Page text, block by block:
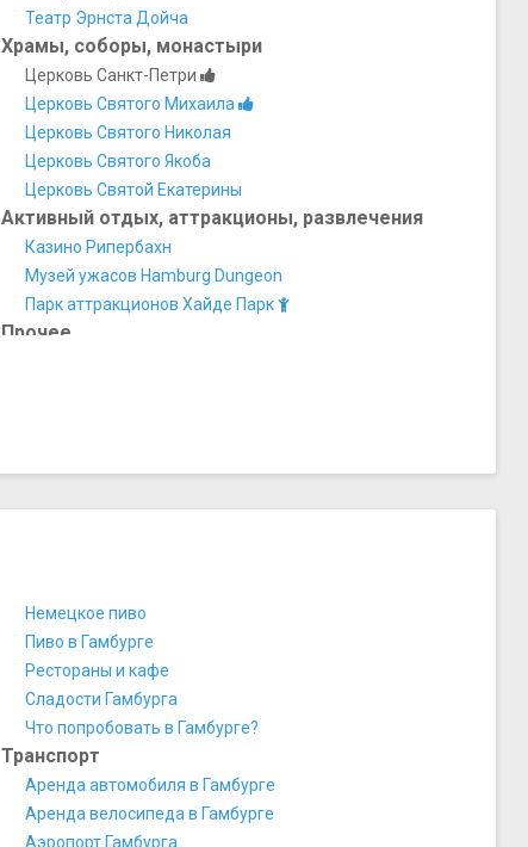
Театр Эрнста Дойча
Храмы, соборы, монастыри
Церковь Санкт-Петри
Церковь Святого Михаила
Церковь Святого Николая
Церковь Святого Якоба
Церковь Святой Екатерины
Активный отдых, аттракционы, развлечения
Казино Рипербахн
Музей ужасов Hamburg Dungeon
Парк аттракционов Хайде Парк
Прочее
Рыбный рынок
Старый тоннель под Эльбой
Немецкое пиво
Пиво в Гамбурге
Рестораны и кафе
Сладости Гамбурга
Что попробовать в Гамбурге?
Транспорт
Аренда автомобиля в Гамбурге
Аренда велосипеда в Гамбурге
Аэропорт Гамбурга